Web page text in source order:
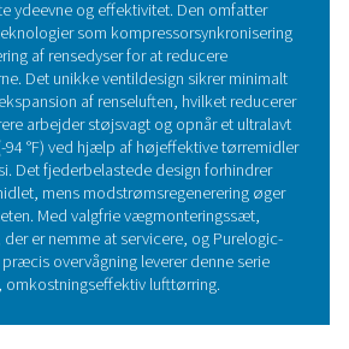
og valgfri PDP-styring
og den valgfri Purelogic-
og Ethernet/IP-understøttelse giver
hvilket sikrer pålidelig,